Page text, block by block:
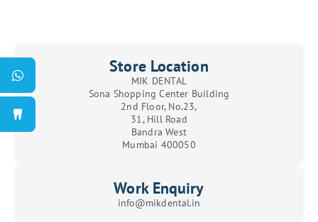
Store Location
MIK DENTAL
Sona Shopping Center Building
2nd Floor, No.23,
31, Hill Road
Bandra West
Mumbai 400050
Work Enquiry
info@mikdental.in